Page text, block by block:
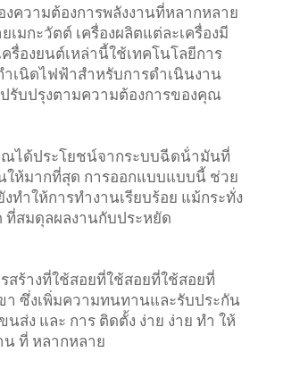
งความต้องการพลังงานที่หลากหลาย
มกะวัตต์ เครื่องผลิตแต่ละเครื่องมี
รื่องยนต์เหล่านี้ใช้เทคโนโลยีการ
าเนิดไฟฟ้าสําหรับการดําเนินงาน
รับปรุงตามความต้องการของคุณ
ณได้ประโยชน์จากระบบฉีดน้ํามันที่
ให้มากที่สุด การออกแบบแบบนี้ ช่วย
าให้การทํางานเรียบร้อย แม้กระทั่ง
ที่สมดุลผลงานกับประหยัด
สร้างที่ใช้สอยที่ใช้สอยที่ใช้สอยที่
ซึ่งเพิ่มความทนทานและรับประกัน
ส่ง และ การ ติดตั้ง ง่าย ง่าย ทํา ให้
น ที่ หลากหลาย